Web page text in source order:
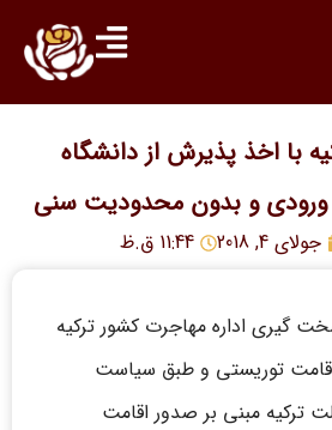
با اخذ پذیرش از دانشگاه
ورودی و بدون محدودیت سنی
جولای 4, 2018 11:44 ق.ظ
گیری اداره مهاجرت کشور ترکیه
توریستی و طبق سیاست
ترکیه مبنی بر صدور اقامت